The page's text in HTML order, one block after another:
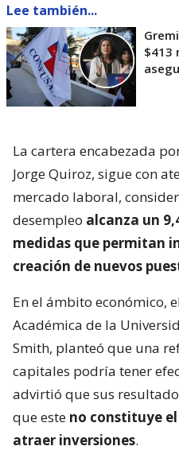
Lee también...
$413
La cartera encabezada
Jorge Quiroz, sigue con
mercado laboral,
desempleo alcanza un
medidas que permitan
creación de nuevos
En el ámbito económico,
Académica de la
Smith, planteó que una
capitales podría tener
advirtió que sus
que este no constituye
atraer inversiones.